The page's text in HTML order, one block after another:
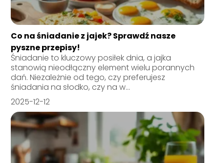
Co na śniadanie z jajek? Sprawdź nasze
pyszne przepisy!
Śniadanie to kluczowy posiłek dnia, a jajka
stanowią nieodłączny element wielu porannych
dań. Niezależnie od tego, czy preferujesz
śniadania na słodko, czy na w...
2025-12-12